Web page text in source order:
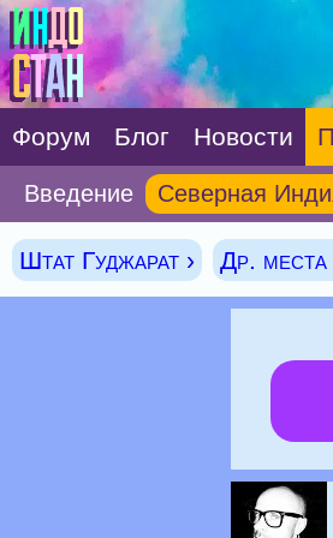
Форум Блог Новости
Введение Северная
Штат Гуджарат › Др. места